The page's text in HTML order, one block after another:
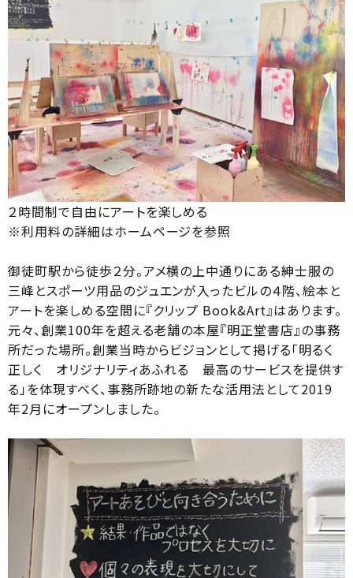
２時間制で自由にアートを楽しめる
※利用料の詳細はホームページを参照
御徒町駅から徒歩２分。アメ横の上中通りにある紳士服の
三峰とスポーツ用品のジュエンが入ったビルの４階、絵本と
アートを楽しめる空間に『クリップ Book&Art』はあります。
元々、創業100年を超える老舗の本屋『明正堂書店』の事務
所だった場所。創業当時からビジョンとして掲げる「明るく
正しく オリジナリティあふれる 最高のサービスを提供す
る」を体現すべく、事務所跡地の新たな活用法として2019
年2月にオープンしました。